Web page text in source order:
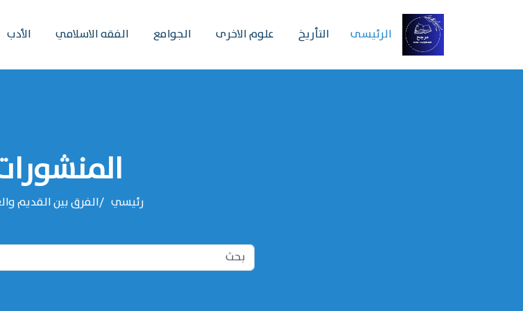
الرئیسی التأريخ علوم الاخرى الجوامع الفقه الاسلامي الأدب
رئيسي الفرق بين القديم